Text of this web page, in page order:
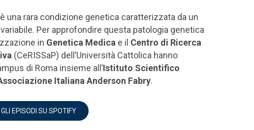
fa il punto della cooperazione formativa, scientifica
una frontiera che parla di speranza.